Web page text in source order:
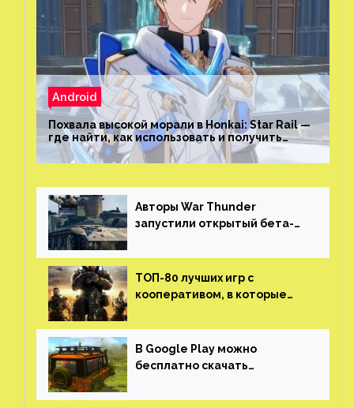
Android
Похвала высокой морали в Honkai: Star Rail —
где найти, как использовать и получить
скрытые достижения
Авторы War Thunder
запустили открытый бета-
трейлер и скриншоты
ТОП-80 лучших игр с
кооперативом, в которые
(никаких MMO)
В Google Play можно
бесплатно скачать
открытым миром, прокачкой,